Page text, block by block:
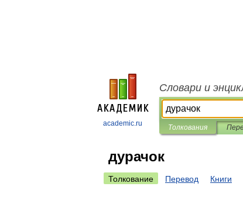
academic.ru
Словари и
Толкования
дурачок
Толкование Перевод Книги